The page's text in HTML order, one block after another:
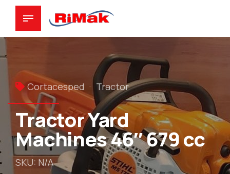
Cortacesped Tractor
Tractor Yard
Machines 46″ 679 cc
SKU: N/A